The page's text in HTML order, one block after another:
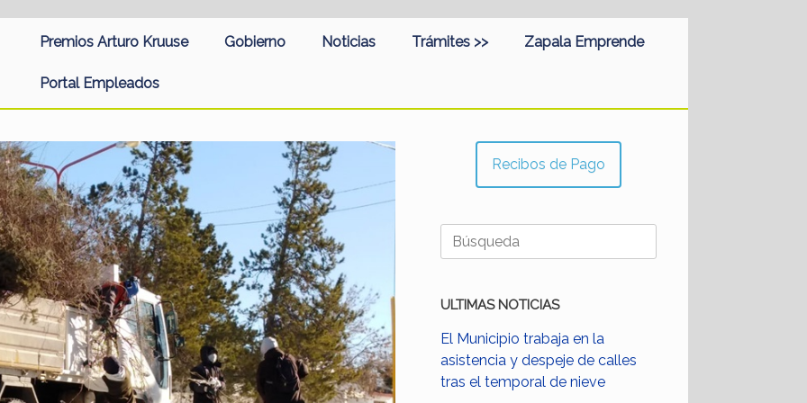
Premios Arturo Kruuse Gobierno Noticias Trámites >> Zapala Emprende
Portal Empleados
Recibos de Pago
Buscar:
ULTIMAS NOTICIAS
El Municipio trabaja en la
asistencia y despeje de calles
tras el temporal de nieve